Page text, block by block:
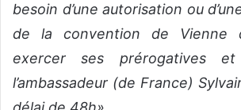
besoin d’une autorisation ou
de la convention de Vienne
exercer ses prérogatives
l’ambassadeur (de France)